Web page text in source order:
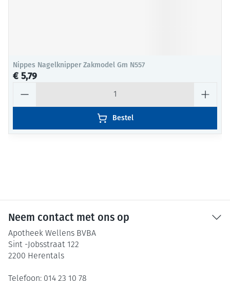
Nippes Nagelknipper Zakmodel Gm N557
€ 5,79
Bestel
Neem contact met ons op
Apotheek Wellens BVBA
Sint -Jobsstraat 122
2200 Herentals
Telefoon: 014 23 10 78